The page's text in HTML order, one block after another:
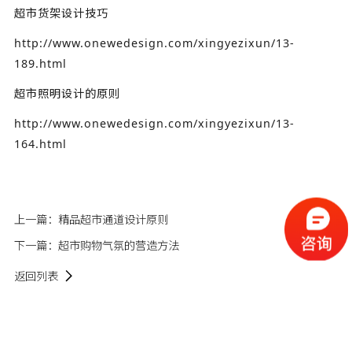
超市货架设计技巧
http://www.onewedesign.com/xingyezixun/13-
189.html
超市照明设计的原则
http://www.onewedesign.com/xingyezixun/13-
164.html
上一篇： 精品超市通道设计原则
下一篇： 超市购物气氛的营造方法
返回列表